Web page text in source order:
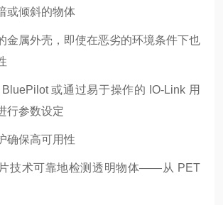
或倾斜的物体
金属外壳，即使在恶劣的环境条件下也
或通过易于操作的 IO-Link 用
行参数设定
确保高可用性
技术可靠地检测透明物体——从 PET